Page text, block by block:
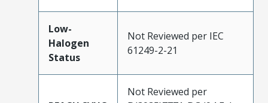
Low-
Halogen
Status
Not Reviewed per IEC
61249-2-21
Not Reviewed per